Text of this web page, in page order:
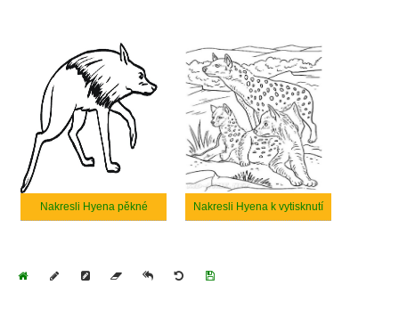
Nakresli Hyena pěkné Nakresli Hyena k vytisknutí